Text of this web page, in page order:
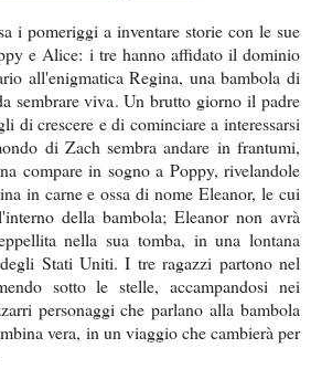
i pomeriggi a inventare storie con le sue
e Alice: i tre hanno affidato il dominio
all'enigmatica Regina, una bambola di
sembrare viva. Un brutto giorno il padre
di crescere e di cominciare a interessarsi
di Zach sembra andare in frantumi,
compare in sogno a Poppy, rivelandole
in carne e ossa di nome Eleanor, le cui
della bambola; Eleanor non avrà
nella sua tomba, in una lontana
Stati Uniti. I tre ragazzi partono nel
sotto le stelle, accampandosi nei
personaggi che parlano alla bambola
vera, in un viaggio che cambierà per